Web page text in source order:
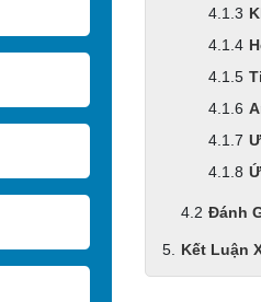
Đánh
Kết Luận